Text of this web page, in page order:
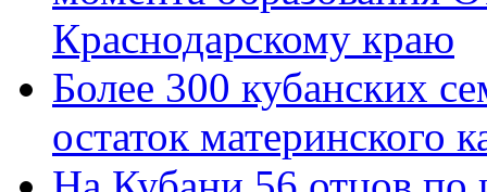
Краснодарскому краю
Более 300 кубанских
остаток материнского